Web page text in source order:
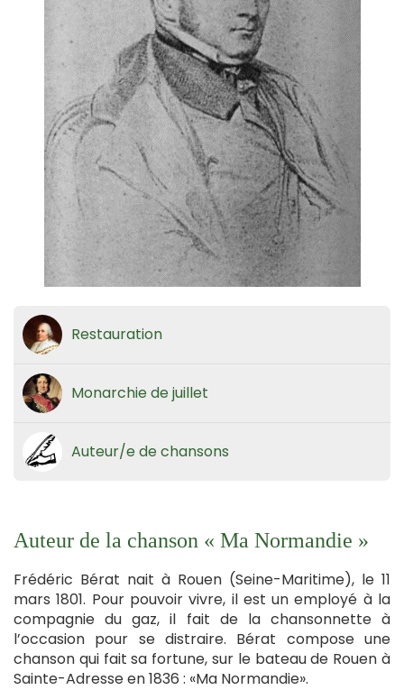
Restauration
Monarchie de juillet
Auteur/e de chansons
Auteur de la chanson « Ma Normandie »
Frédéric Bérat nait à Rouen (Seine-Maritime), le 11
mars 1801. Pour pouvoir vivre, il est un employé à la
compagnie du gaz, il fait de la chansonnette à
l’occasion pour se distraire. Bérat compose une
chanson qui fait sa fortune, sur le bateau de Rouen à
Sainte-Adresse en 1836 : «Ma Normandie».